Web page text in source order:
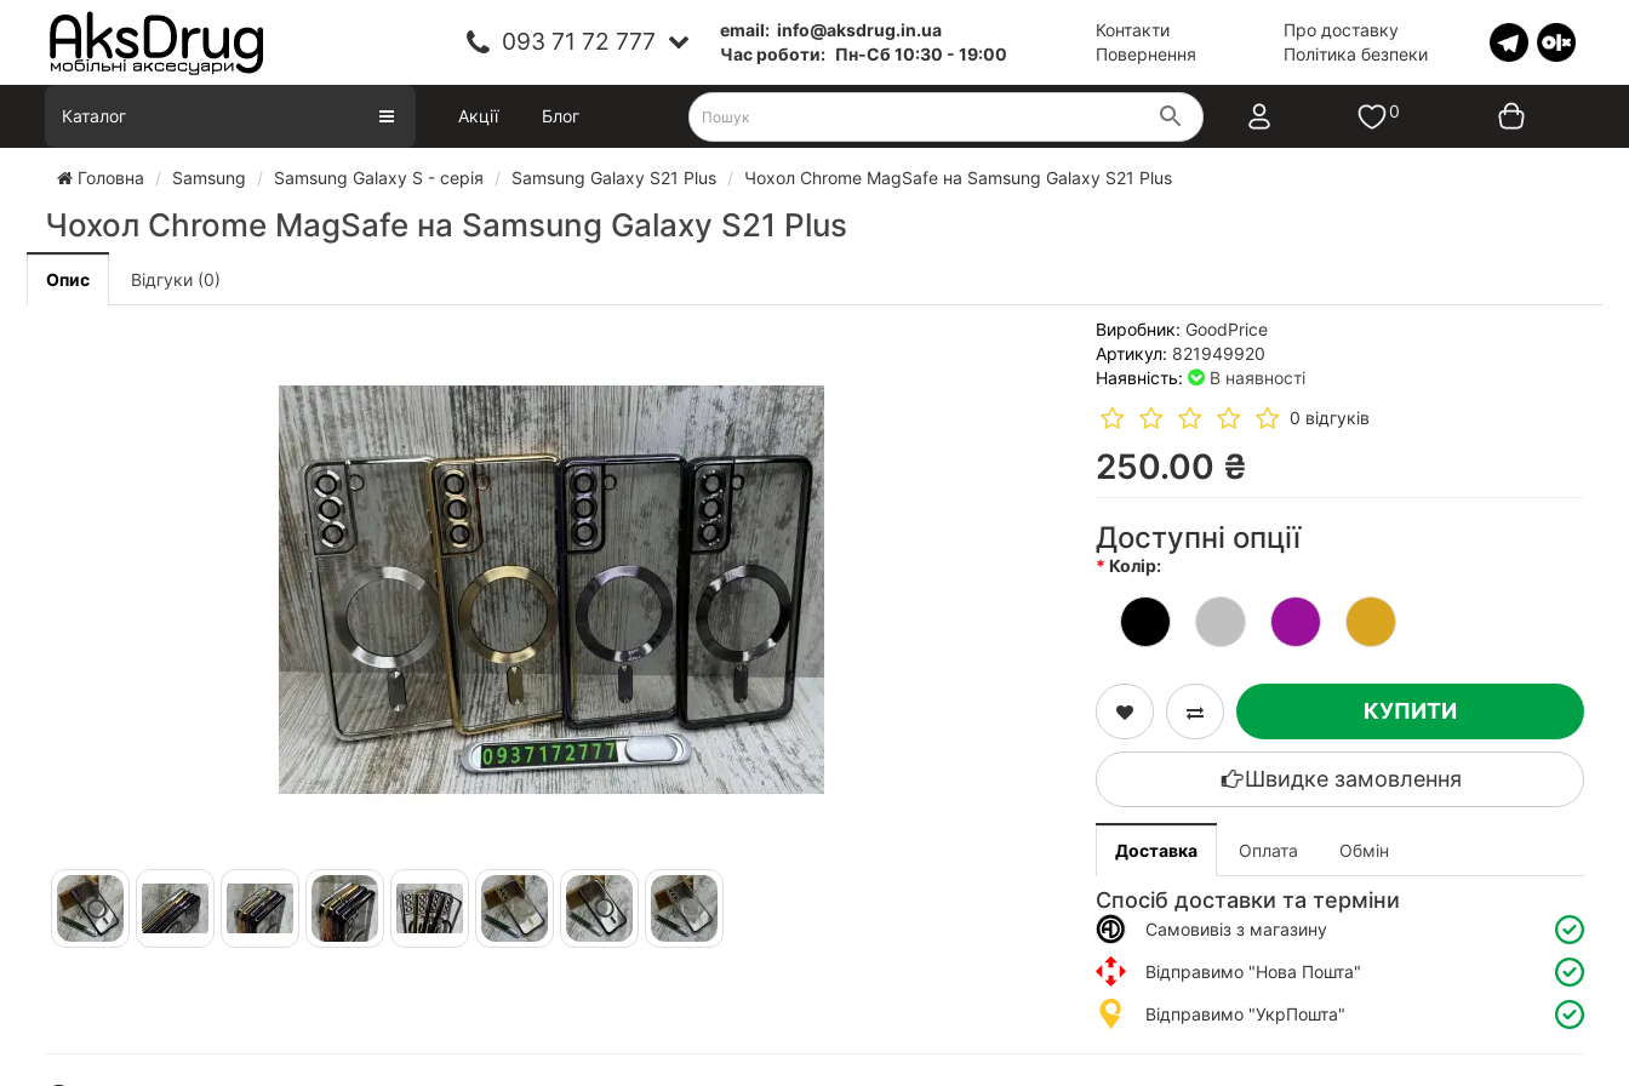
093 71 72 777 email: info@aksdrug.in.ua
Час роботи: Пн-Cб 10:30 - 19:00
Контакти
Повернення
Про доставку
Політика безпеки
Каталог Акції Блог 0
Головна Samsung Samsung Galaxy S - серія Samsung Galaxy S21 Plus Чохол Chrome MagSafe на Samsung Galaxy S21 Plus
Чохол Chrome MagSafe на Samsung Galaxy S21 Plus
Опис Відгуки (0)
Виробник: GoodPrice
Артикул: 821949920
Наявність:
В наявності
0 відгуків
250.00 ₴
Доступні опції
Колір:
КУПИТИ
Швидке замовлення
Доставка Оплата Обмін
Спосіб доставки та терміни
Самовивіз з магазину
Відправимо "Нова Пошта"
Відправимо "УкрПошта"